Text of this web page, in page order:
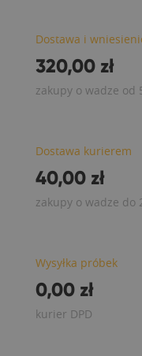
Dostawa i
320,00 zł
zakupy o wadze od
Dostawa kurierem
40,00 zł
zakupy o wadze do
Wysyłka próbek
0,00 zł
kurier DPD